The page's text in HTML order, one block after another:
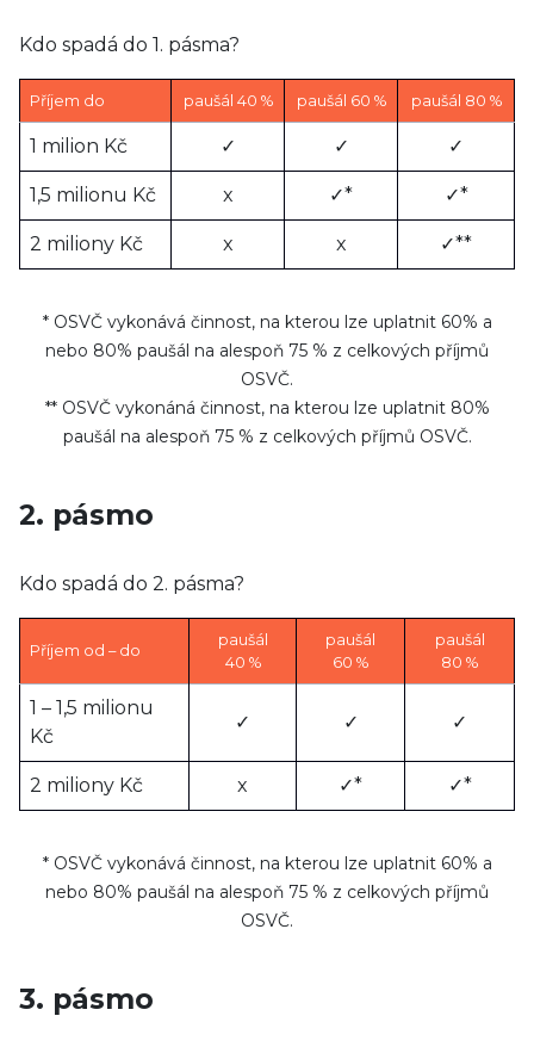
Kdo spadá do 1. pásma?
Příjem do paušál 40 % paušál 60 % paušál 80 %
1 milion Kč ✓ ✓ ✓
1,5 milionu Kč x ✓* ✓*
2 miliony Kč x x ✓**
* OSVČ vykonává činnost, na kterou lze uplatnit 60% a
nebo 80% paušál na alespoň 75 % z celkových příjmů
OSVČ.
** OSVČ vykonáná činnost, na kterou lze uplatnit 80%
paušál na alespoň 75 % z celkových příjmů OSVČ.
2. pásmo
Kdo spadá do 2. pásma?
Příjem od – do
paušál
40 %
paušál
60 %
paušál
80 %
1 – 1,5 milionu
Kč
✓ ✓ ✓
2 miliony Kč x ✓* ✓*
* OSVČ vykonává činnost, na kterou lze uplatnit 60% a
nebo 80% paušál na alespoň 75 % z celkových příjmů
OSVČ.
3. pásmo